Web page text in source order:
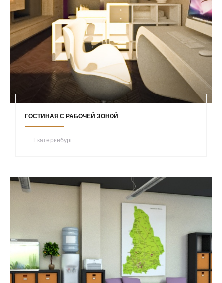
ГОСТИНАЯ С РАБОЧЕЙ ЗОНОЙ
Екатеринбург